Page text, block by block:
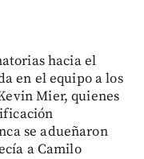
hacia el
en el equipo a los
Mier, quienes
se adueñaron
a Camilo